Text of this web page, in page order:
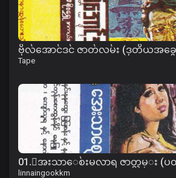
ဗိုလ်အောင်ဒင် ဇာတ်လမ်း (ဒုတိယအခွ
Tape
01.ေအးသာေစ်းမလာရ ဇာတ္လမ္း (ပ
linnaingookkm